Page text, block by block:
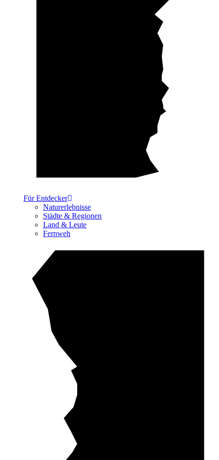
Für Entdecker
Naturerlebnisse
Städte & Regionen
Land & Leute
Fernweh